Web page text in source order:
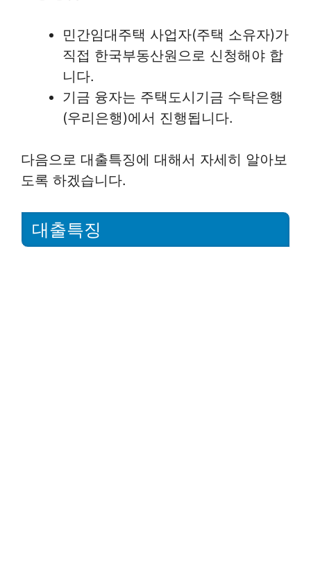
민간임대주택 사업자(주택 소유자)가
직접 한국부동산원으로 신청해야 합
니다.
기금 융자는 주택도시기금 수탁은행
(우리은행)에서 진행됩니다.
다음으로 대출특징에 대해서 자세히 알아보
도록 하겠습니다.
대출특징